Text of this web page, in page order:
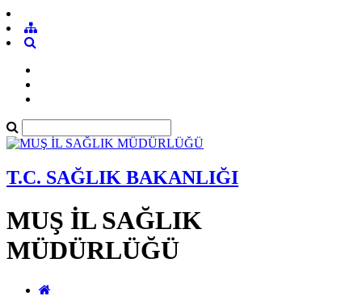
T.C. SAĞLIK BAKANLIĞI
MUŞ İL SAĞLIK
MÜDÜRLÜĞÜ